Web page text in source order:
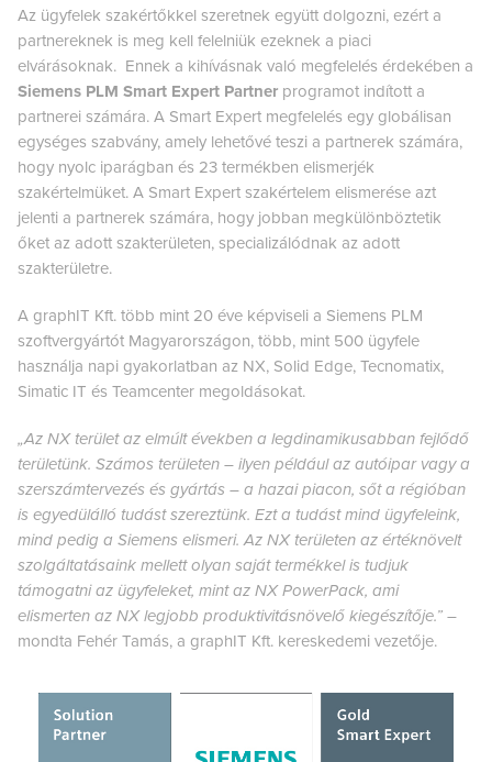
Az ügyfelek szakértőkkel szeretnek együtt dolgozni, ezért a
partnereknek is meg kell felelniük ezeknek a piaci
elvárásoknak. Ennek a kihívásnak való megfelelés érdekében a
Siemens PLM Smart Expert Partner programot indított a
partnerei számára. A Smart Expert megfelelés egy globálisan
egységes szabvány, amely lehetővé teszi a partnerek számára,
hogy nyolc iparágban és 23 termékben elismerjék
szakértelmüket. A Smart Expert szakértelem elismerése azt
jelenti a partnerek számára, hogy jobban megkülönböztetik
őket az adott szakterületen, specializálódnak az adott
szakterületre.
A graphIT Kft. több mint 20 éve képviseli a Siemens PLM
szoftvergyártót Magyarországon, több, mint 500 ügyfele
használja napi gyakorlatban az NX, Solid Edge, Tecnomatix,
Simatic IT és Teamcenter megoldásokat.
„Az NX terület az elmúlt években a legdinamikusabban fejlődő
területünk. Számos területen – ilyen például az autóipar vagy a
szerszámtervezés és gyártás – a hazai piacon, sőt a régióban
is egyedülálló tudást szereztünk. Ezt a tudást mind ügyfeleink,
mind pedig a Siemens elismeri. Az NX területen az értéknövelt
szolgáltatásaink mellett olyan saját termékkel is tudjuk
támogatni az ügyfeleket, mint az NX PowerPack, ami
elismerten az NX legjobb produktivitásnövelő kiegészítője.” –
mondta Fehér Tamás, a graphIT Kft. kereskedemi vezetője.